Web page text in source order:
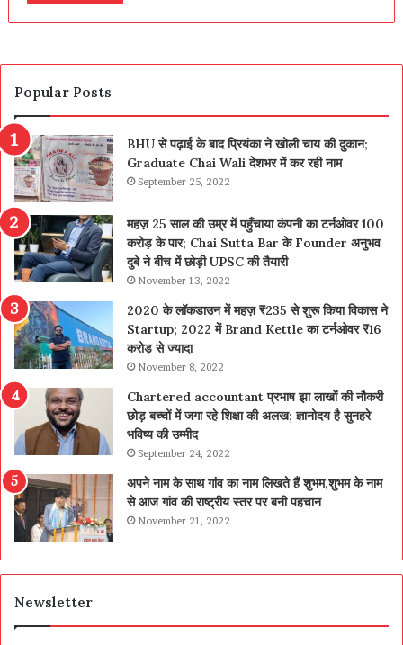
Popular Posts
BHU से पढ़ाई के बाद प्रियंका ने खोली चाय की दुकान;
Graduate Chai Wali देशभर में कर रही नाम
September 25, 2022
महज़ 25 साल की उम्र में पहुँचाया कंपनी का टर्नओवर 100
करोड़ के पार; Chai Sutta Bar के Founder अनुभव
दुबे ने बीच में छोड़ी UPSC की तैयारी
November 13, 2022
2020 के लॉकडाउन में महज़ ₹235 से शुरू किया विकास ने
Startup; 2022 में Brand Kettle का टर्नओवर ₹16
करोड़ से ज्यादा
November 8, 2022
Chartered accountant प्रभाष झा लाखों की नौकरी
छोड़ बच्चों में जगा रहे शिक्षा की अलख; ज्ञानोदय है सुनहरे
भविष्य की उम्मीद
September 24, 2022
अपने नाम के साथ गांव का नाम लिखते हैं शुभम,शुभम के नाम
से आज गांव की राष्ट्रीय स्तर पर बनी पहचान
November 21, 2022
Newsletter